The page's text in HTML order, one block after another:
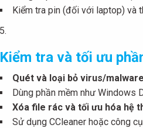
Kiểm tra pin (đối với laptop) và
Kiểm tra và tối ưu
Quét và loại bỏ virus/
Dùng phần mềm như Windows
Xóa file rác và tối ưu hóa hệ
Sử dụng CCleaner hoặc công